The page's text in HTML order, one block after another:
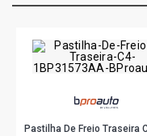
Pastilha De Freio Traseira